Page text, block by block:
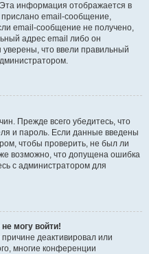
информация отображается в
email-сообщение,
email-сообщение не получено,
адрес email либо он
что ввели правильный
Прежде всего убедитесь, что
и пароль. Если данные введены
чтобы проверить, не был ли
возможно, что допущена ошибка
с администратором для
могу войти!
деактивировал или
многие конференции